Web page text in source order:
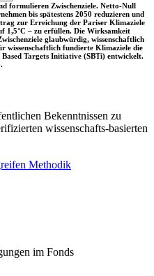
formulieren Zwischenziele. Netto-Null
bis spätestens 2050 reduzieren und
zur Erreichung der Pariser Klimaziele
1,5°C – zu erfüllen. Die Wirksamkeit
glaubwürdig, wissenschaftlich
wissenschaftlich fundierte Klimaziele die
Targets Initiative (SBTi) entwickelt.
Bekenntnissen zu
wissenschafts-basierten
Methodik
im Fonds